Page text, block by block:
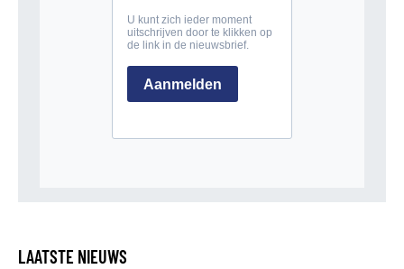
LAATSTE NIEUWS